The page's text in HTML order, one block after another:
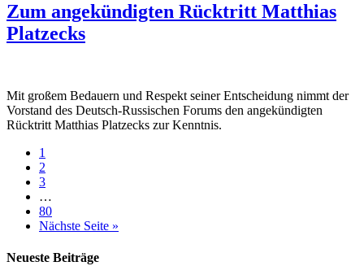
Zum angekündigten Rücktritt Matthias
Platzecks
Mit großem Bedauern und Respekt seiner Entscheidung nimmt der
Vorstand des Deutsch-Russischen Forums den angekündigten
Rücktritt Matthias Platzecks zur Kenntnis.
1
2
3
…
80
Nächste Seite »
Neueste Beiträge